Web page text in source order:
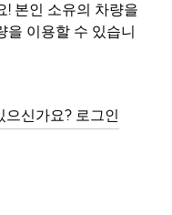
! 본인 소유의 차량을
을 이용할 수 있습니
으신가요? 로그인